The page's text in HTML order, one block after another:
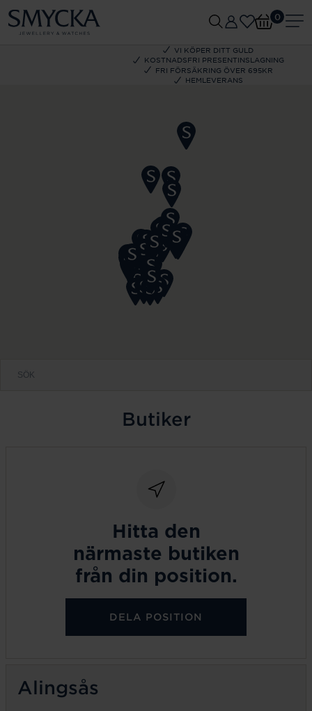
VI KÖPER DITT GULD
KOSTNADSFRI PRESENTINSLAGNING
FRI FÖRSÄKRING ÖVER 695KR
HEMLEVERANS
0
Butiker
Hitta den
närmaste butiken
från din position.
DELA POSITION
Alingsås